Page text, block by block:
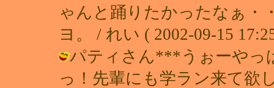
ゃんと踊りたかったなぁ・
ヨ。 / れい ( 2002-09-15
パティさん***うぉーやっ
っ！先輩にも学ラン来て欲